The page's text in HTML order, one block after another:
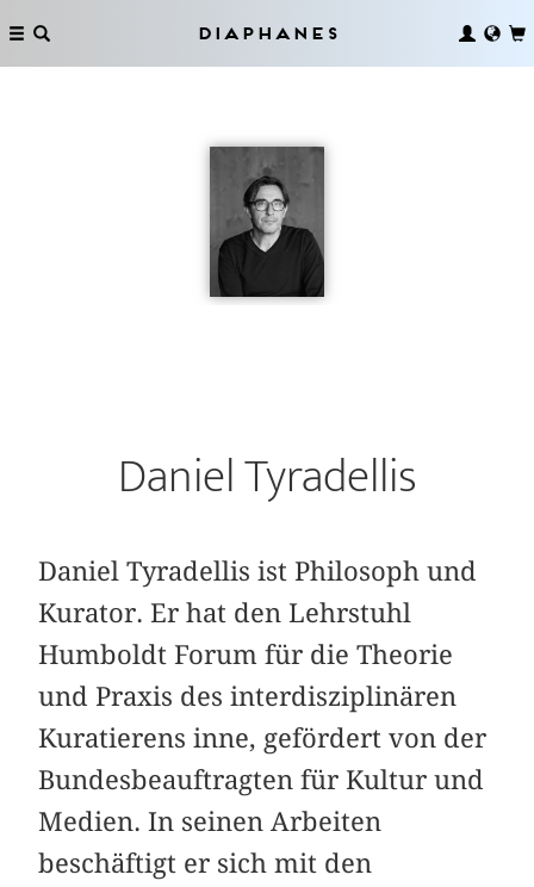
Diaphanes
Daniel Tyradellis
Daniel Tyradellis ist Philosoph und
Kurator. Er hat den Lehrstuhl
Humboldt Forum für die Theorie
und Praxis des interdisziplinären
Kuratierens inne, gefördert von der
Bundesbeauftragten für Kultur und
Medien. In seinen Arbeiten
beschäftigt er sich mit den